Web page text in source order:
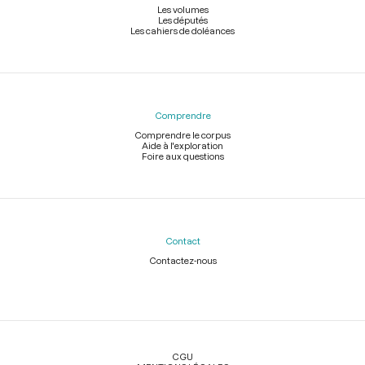
Les volumes
Les députés
Les cahiers de doléances
Comprendre
Comprendre le corpus
Aide à l'exploration
Foire aux questions
Contact
Contactez-nous
Légal
CGU